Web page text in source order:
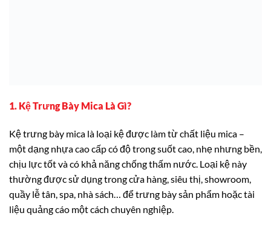
1. Kệ Trưng Bày Mica Là Gì?
Kệ trưng bày mica là loại kệ được làm từ chất liệu mica –
một dạng nhựa cao cấp có độ trong suốt cao, nhẹ nhưng bền,
chịu lực tốt và có khả năng chống thấm nước. Loại kệ này
thường được sử dụng trong cửa hàng, siêu thị, showroom,
quầy lễ tân, spa, nhà sách… để trưng bày sản phẩm hoặc tài
liệu quảng cáo một cách chuyên nghiệp.